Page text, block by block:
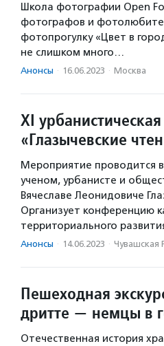
Школа фотографии Open
фотографов и
фотопрогулку «Цвет в
не слишком много…
Анонсы · 16.06.2023 · Москва
XI
«Глазычевские
Мероприятие проводится
ученом, урбанисте и
Вячеславе Леонидовиче
Организует конференцию
территориального
Анонсы · 14.06.2023 · Чувашская
Пешеходная
дритте — немцы в
Отечественная история